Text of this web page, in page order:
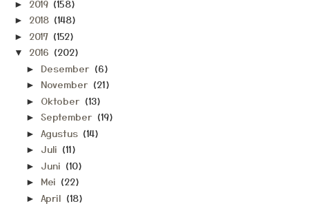
► 2019 (158)
► 2018 (148)
► 2017 (152)
▼ 2016 (202)
► Desember (6)
► November (21)
► Oktober (13)
► September (19)
► Agustus (14)
► Juli (11)
► Juni (10)
► Mei (22)
► April (18)